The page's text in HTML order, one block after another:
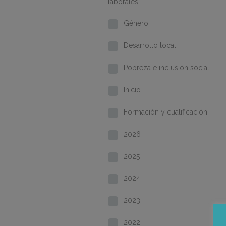
Género
Desarrollo local
Pobreza e inclusión social
Inicio
Formación y cualificación
2026
2025
2024
2023
2022